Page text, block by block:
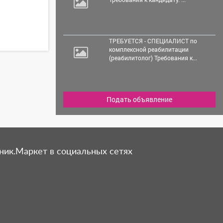
ТРЕБУЕТСЯ - СПЕЦИАЛИСТ по
комплексной реабилитации
(реабилитолог) Требования к...
Подать объявление
в социальных сетях